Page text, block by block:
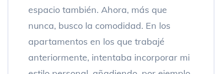
espacio también. Ahora, más que
nunca, busco la comodidad. En los
apartamentos en los que trabajé
anteriormente, intentaba incorporar mi